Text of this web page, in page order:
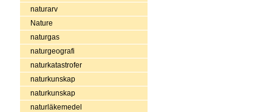
naturarv
Nature
naturgas
naturgeografi
naturkatastrofer
naturkunskap
naturkunskap
naturläkemedel